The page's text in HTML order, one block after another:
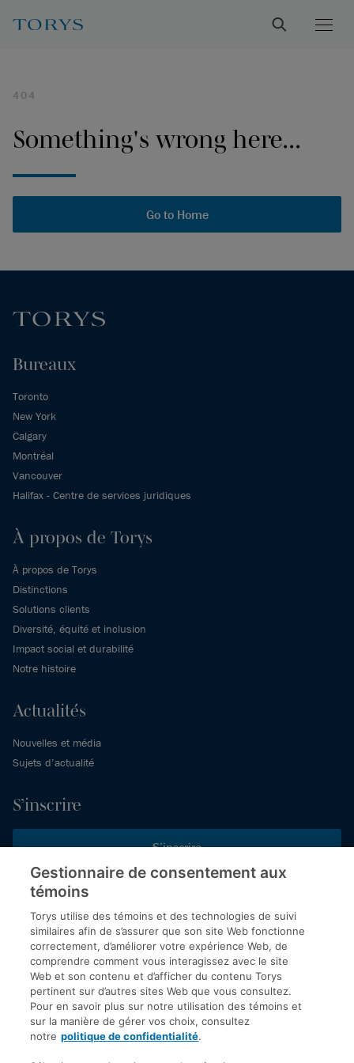
404
Something's wrong here...
Go to Home
Bureaux
Toronto
New York
Calgary
Montréal
Vancouver
Halifax - Centre de services juridiques
À propos de Torys
À propos de Torys
Distinctions
Solutions clients
Diversité, équité et inclusion
Impact social et durabilité
Notre histoire
Actualités
Nouvelles et média
Sujets d’actualité
S’inscrire
S’inscrire
Inscrivez-vous aux publications de Torys pour recevoir nos derniers
commentaires, notre calendrier de webinaires et d’événements et
plus encore.
© 2026 Société d'avocats Torys S.E.N.C.R.L. Tous droits
réservés.
Politique de protection des renseignements personnels
Droit d’auteur
Gestionnaire de consentement aux
témoins
Torys utilise des témoins et des technologies de suivi
similaires afin de s’assurer que son site Web fonctionne
correctement, d’améliorer votre expérience Web, de
comprendre comment vous interagissez avec le site
Web et son contenu et d’afficher du contenu Torys
pertinent sur d’autres sites Web que vous consultez.
Pour en savoir plus sur notre utilisation des témoins et
sur la manière de gérer vos choix, consultez
notre politique de confidentialité.